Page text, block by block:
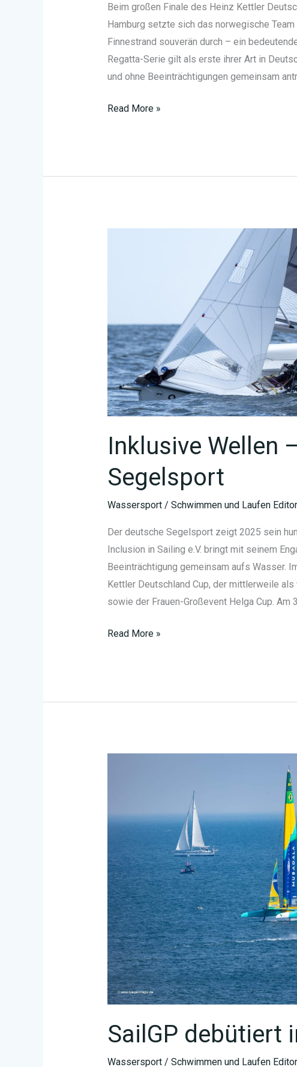
Beim großen Finale des Heinz Kettler
Hamburg setzte sich das norwegische
Finnestrand souverän durch – ein
Regatta-Serie gilt als erste ihrer Art in
und ohne Beeinträchtigungen gemeinsam
Deutscher
Segeln
Read More »
Inklusive Wellen
Segelsport
Wassersport/ Schwimmen und Laufen Editor
Der deutsche Segelsport zeigt 2025 sein
Inclusion in Sailing e.V. bringt mit seinem
Beeinträchtigung gemeinsam aufs Wasser.
Kettler Deutschland Cup, der mittlerweile
sowie der Frauen-Großevent Helga Cup. Am
Inklusive
Wege
Read More »
SailGP debütiert
Wassersport/ Schwimmen und Laufen Editor